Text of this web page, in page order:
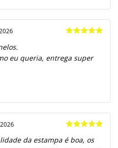
eu queria, entrega super
de 5
da estampa é boa, os